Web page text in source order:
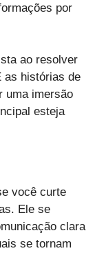
por
ao resolver
as histórias de
uma imersão
esteja
você curte
Ele se
clara
se tornam